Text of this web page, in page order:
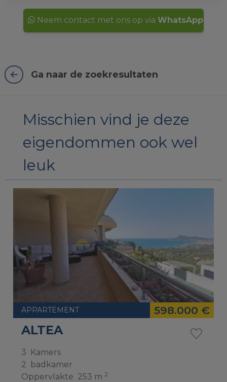
Neem contact met ons op via WhatsApp
Ga naar de zoekresultaten
Misschien vind je deze
eigendommen ook wel
leuk
APPARTEMENT 598.000 €
ALTEA
3 Kamers
2
badkamer
Oppervlakte 253 m 2